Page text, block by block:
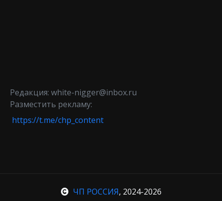
Редакция: white-nigger@inbox.ru
Разместить рекламу:
https://t.me/chp_content
ЧП РОССИЯ, 2024-2026